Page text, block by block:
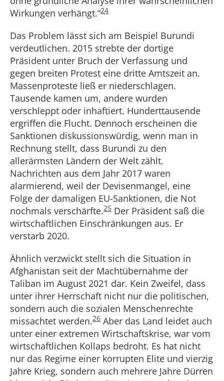
Wirkungen verhängt.“24
Das Problem lässt sich am Beispiel Burundi
verdeutlichen. 2015 strebte der dortige
Präsident unter Bruch der Verfassung und
gegen breiten Protest eine dritte Amtszeit an.
Massenproteste ließ er niederschlagen.
Tausende kamen um, andere wurden
verschleppt oder inhaftiert. Hunderttausende
ergriffen die Flucht. Dennoch erscheinen die
Sanktionen diskussionswürdig, wenn man in
Rechnung stellt, dass Burundi zu den
allerärmsten Ländern der Welt zählt.
Nachrichten aus dem Jahr 2017 waren
alarmierend, weil der Devisenmangel, eine
Folge der damaligen EU-Sanktionen, die Not
nochmals verschärfte.25 Der Präsident saß die
wirtschaftlichen Einschränkungen aus. Er
verstarb 2020.
Ähnlich verzwickt stellt sich die Situation in
Afghanistan seit der Machtübernahme der
Taliban im August 2021 dar. Kein Zweifel, dass
unter ihrer Herrschaft nicht nur die politischen,
sondern auch die sozialen Menschenrechte
missachtet werden.26 Aber das Land leidet auch
unter einer extremen Wirtschaftskrise, war vom
wirtschaftlichen Kollaps bedroht. Es hat nicht
nur das Regime einer korrupten Elite und vierzig
Jahre Krieg, sondern auch mehrere Jahre Dürren